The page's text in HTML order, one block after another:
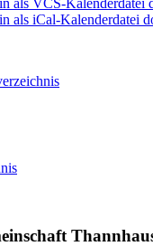
als VCS-Kalenderdatei
als iCal-Kalenderdatei